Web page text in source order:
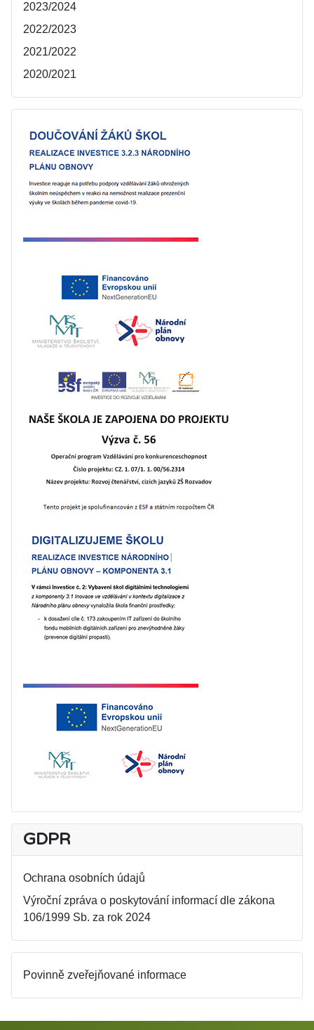
2023/2024
2022/2023
2021/2022
2020/2021
GDPR
Ochrana osobních údajů
Výroční zpráva o poskytování informací dle zákona
106/1999 Sb. za rok 2024
Povinně zveřejňované informace